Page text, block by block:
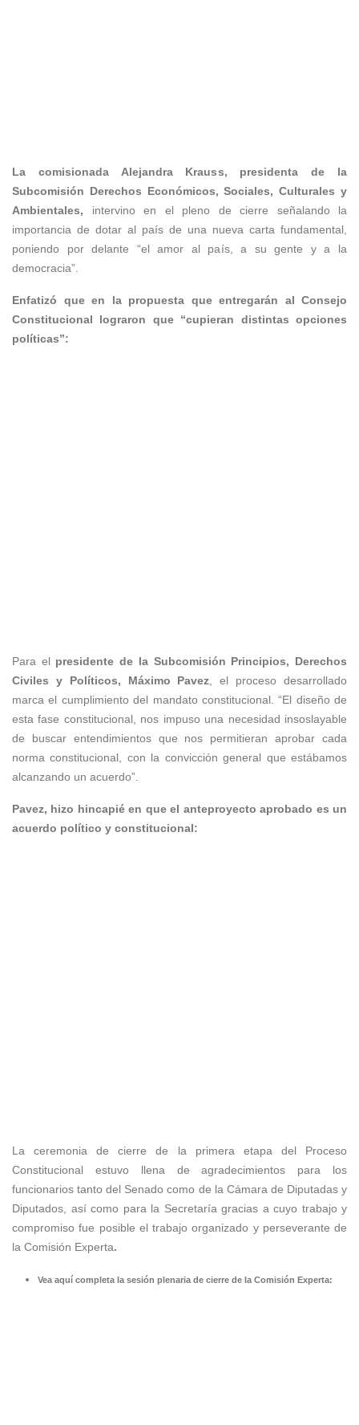
La comisionada Alejandra Krauss, presidenta de la
Subcomisión Derechos Económicos, Sociales, Culturales y
Ambientales, intervino en el pleno de cierre señalando la
importancia de dotar al país de una nueva carta fundamental,
poniendo por delante “el amor al país, a su gente y a la
democracia”.
Enfatizó que en la propuesta que entregarán al Consejo
Constitucional lograron que “cupieran distintas opciones
políticas”:
Para el presidente de la Subcomisión Principios, Derechos
Civiles y Políticos, Máximo Pavez, el proceso desarrollado
marca el cumplimiento del mandato constitucional. “El diseño de
esta fase constitucional, nos impuso una necesidad insoslayable
de buscar entendimientos que nos permitieran aprobar cada
norma constitucional, con la convicción general que estábamos
alcanzando un acuerdo”.
Pavez, hizo hincapié en que el anteproyecto aprobado es un
acuerdo político y constitucional:
La ceremonia de cierre de la primera etapa del Proceso
Constitucional estuvo llena de agradecimientos para los
funcionarios tanto del Senado como de la Cámara de Diputadas y
Diputados, así como para la Secretaría gracias a cuyo trabajo y
compromiso fue posible el trabajo organizado y perseverante de
la Comisión Experta.
Vea aquí completa la sesión plenaria de cierre de la Comisión Experta: